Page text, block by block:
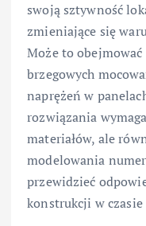
swoją sztywność
zmieniające się
Może to
brzegowych
naprężeń w
rozwiązania
materiałów, ale
modelowania
przewidzieć
konstrukcji w